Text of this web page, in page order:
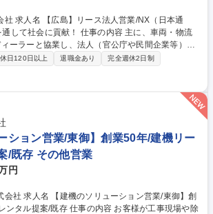
（日本通
！ 仕事の内容 主に、車両・物流
ーラーと協業し、法人（官公庁や民間企業等）顧
を行います。個々のニーズや課題をしっかりと把握
です。 ■単なるモノの提供にとどま
グループの強みを活かした物流関連のトータルサ
ーと連携した多様なファイナンスサービスなど幅
案できます。 ■これまでの経験や知識を活かし
ズに柔軟に対応し、新たな事業領域の開拓に挑戦
環境が整っています。 募集職種 【広島】
本通運）グループ◆物流を通して社会に貢献！
日120日以上 退職金あり
完全週休2日制
ション営業/東御】創業50年/建機リー
/既存 その他営業
円
営業/東御】創
事の内容 お客様が工事現場や除